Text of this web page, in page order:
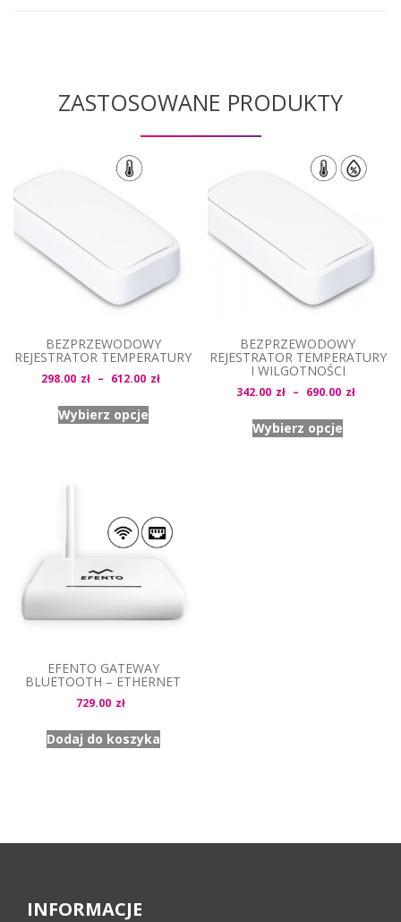
ZASTOSOWANE PRODUKTY
BEZPRZEWODOWY
REJESTRATOR TEMPERATURY
298.00 zł – 612.00 zł
Wybierz opcje
BEZPRZEWODOWY
REJESTRATOR TEMPERATURY
I WILGOTNOŚCI
342.00 zł – 690.00 zł
Wybierz opcje
EFENTO GATEWAY
BLUETOOTH – ETHERNET
729.00 zł
Dodaj do koszyka
INFORMACJE